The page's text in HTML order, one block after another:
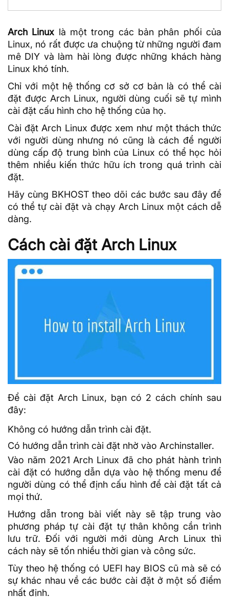
Arch Linux là một trong các bản phân phối của
Linux, nó rất được ưa chuộng từ những người đam
mê DIY và làm hài lòng được những khách hàng
Linux khó tính.
Chỉ với một hệ thống cơ sở cơ bản là có thể cài
đặt được Arch Linux, người dùng cuối sẽ tự mình
cài đặt cấu hình cho hệ thống của họ.
Cài đặt Arch Linux được xem như một thách thức
với người dùng nhưng nó cũng là cách để người
dùng cấp độ trung bình của Linux có thể học hỏi
thêm nhiều kiến thức hữu ích trong quá trình cài
đặt.
Hãy cùng BKHOST theo dõi các bước sau đây để
có thể tự cài đặt và chạy Arch Linux một cách dễ
dàng.
Cách cài đặt Arch Linux
Để cài đặt Arch Linux, bạn có 2 cách chính sau
đây:
Không có hướng dẫn trình cài đặt.
Có hướng dẫn trình cài đặt nhờ vào Archinstaller.
Vào năm 2021 Arch Linux đã cho phát hành trình
cài đặt có hướng dẫn dựa vào hệ thống menu để
người dùng có thể định cấu hình để cài đặt tất cả
mọi thứ.
Hướng dẫn trong bài viết này sẽ tập trung vào
phương pháp tự cài đặt tự thân không cần trình
lưu trữ. Đối với người mới dùng Arch Linux thì
cách này sẽ tốn nhiều thời gian và công sức.
Tùy theo hệ thống có UEFI hay BIOS cũ mà sẽ có
sự khác nhau về các bước cài đặt ở một số điểm
nhất định.